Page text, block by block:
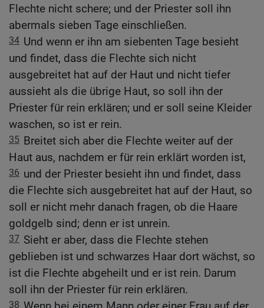
Flechte nicht schere; und der Priester soll ihn
abermals sieben Tage einschließen.
34 Und wenn er ihn am siebenten Tage besieht
und findet, dass die Flechte sich nicht
ausgebreitet hat auf der Haut und nicht tiefer
aussieht als die übrige Haut, so soll ihn der
Priester für rein erklären; und er soll seine Kleider
waschen, so ist er rein.
35 Breitet sich aber die Flechte weiter auf der
Haut aus, nachdem er für rein erklärt worden ist,
36 und der Priester besieht ihn und findet, dass
die Flechte sich ausgebreitet hat auf der Haut, so
soll er nicht mehr danach fragen, ob die Haare
goldgelb sind; denn er ist unrein.
37 Sieht er aber, dass die Flechte stehen
geblieben ist und schwarzes Haar dort wächst, so
ist die Flechte abgeheilt und er ist rein. Darum
soll ihn der Priester für rein erklären.
38